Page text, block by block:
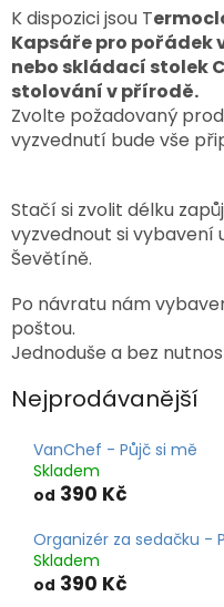
K dispozici jsou T
Kapsáře pro pořádek
nebo skládací stolek
stolování v přírodě.
Zvolte požadovaný
vyzvednutí bude vše
Stačí si zvolit délku
vyzvednout si vybavení
Ševětíně.
Po návratu nám
poštou.
Jednoduše a bez
Nejprodávanější
VanChef - Půjč si mě
Skladem
od 390 Kč
Organizér za sedačku -
Skladem
od 390 Kč